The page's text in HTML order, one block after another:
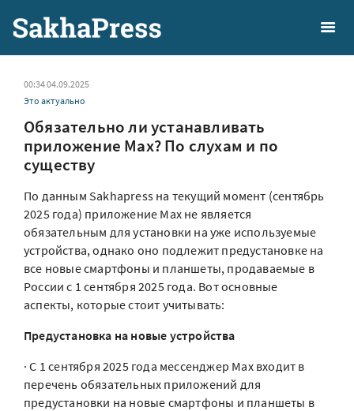
00:34 04.09.2025
Это актуально
Обязательно ли устанавливать
приложение Max? По слухам и по
существу
По данным Sakhapress на текущий момент (сентябрь
2025 года) приложение Max не является
обязательным для установки на уже используемые
устройства, однако оно подлежит предустановке на
все новые смартфоны и планшеты, продаваемые в
России с 1 сентября 2025 года. Вот основные
аспекты, которые стоит учитывать:
Предустановка на новые устройства
· С 1 сентября 2025 года мессенджер Max входит в
перечень обязательных приложений для
предустановки на новые смартфоны и планшеты в